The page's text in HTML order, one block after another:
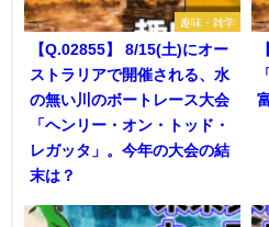
趣味・雑学
【Q.02855】 8/15(土)にオー
ストラリアで開催される、水
の無い川のボートレース大会
「ヘンリー・オン・トッド・
レガッタ」。今年の大会の結
末は？